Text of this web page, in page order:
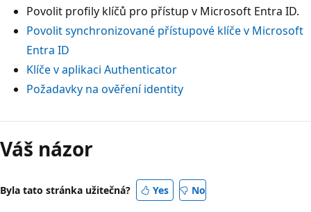
Povolit profily klíčů pro přístup v Microsoft Entra ID.
Povolit synchronizované přístupové klíče v Microsoft
Entra ID
Klíče v aplikaci Authenticator
Požadavky na ověření identity
Váš názor
Byla tato stránka užitečná? Yes No